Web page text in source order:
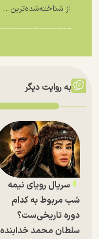
از شناخته‌شده‌ترین...
به روایت دیگر
سریال رویای نیمه
شب مربوط به کدام
دوره تاریخی‌ست؟
سلطان محمد خدابنده